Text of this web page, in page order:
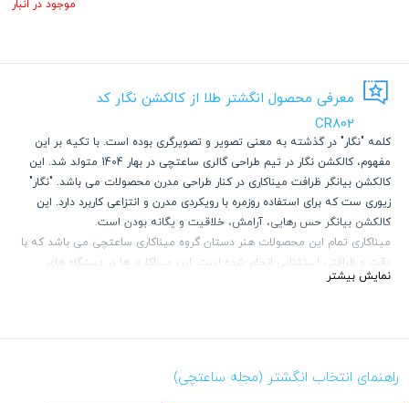
موجود در انبار
معرفی محصول انگشتر طلا از کالکشن نگار کد
CR802
کلمه "نگار" در گذشته به معنی تصویر و تصویرگری بوده است. با تکیه بر این
مفهوم، کالکشن نگار در تیم طراحی گالری ساعتچی در بهار 1404 متولد شد. این
کالکشن بیانگر ظرافت میناکاری در کنار طراحی مدرن محصولات می باشد. "نگار"
زیوری ست که برای استفاده روزمره با رویکردی مدرن و انتزاعی کاربرد دارد. این
کالکشن بیانگر حس رهایی، آرامش، خلاقیت و یگانه بودن است.
میناکاری تمام این محصولات هنر دستان گروه میناکاری ساعتچی می باشد که با
دقت و ظرافتی استثنایی انجام شده است. این میناکاری ها در دستگاه های
مخصوص خشک شده و ماندگاری دایمی دارند.
نمایش بیشتر
راهنمای انتخاب انگشتر (مجله ساعتچی)